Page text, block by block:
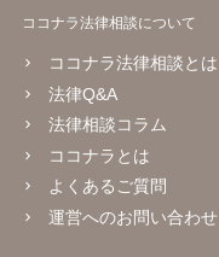
ココナラ法律相談について
ココナラ法律相談とは
法律Q&A
法律相談コラム
ココナラとは
よくあるご質問
運営へのお問い合わせ